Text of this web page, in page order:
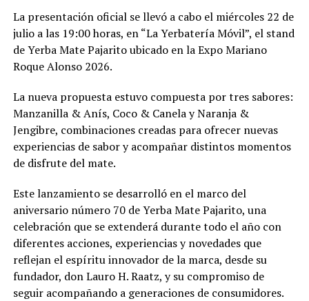
La presentación oficial se llevó a cabo el miércoles 22 de
julio a las 19:00 horas, en “La Yerbatería Móvil”, el stand
de Yerba Mate Pajarito ubicado en la Expo Mariano
Roque Alonso 2026.
La nueva propuesta estuvo compuesta por tres sabores:
Manzanilla & Anís, Coco & Canela y Naranja &
Jengibre, combinaciones creadas para ofrecer nuevas
experiencias de sabor y acompañar distintos momentos
de disfrute del mate.
Este lanzamiento se desarrolló en el marco del
aniversario número 70 de Yerba Mate Pajarito, una
celebración que se extenderá durante todo el año con
diferentes acciones, experiencias y novedades que
reflejan el espíritu innovador de la marca, desde su
fundador, don Lauro H. Raatz, y su compromiso de
seguir acompañando a generaciones de consumidores.